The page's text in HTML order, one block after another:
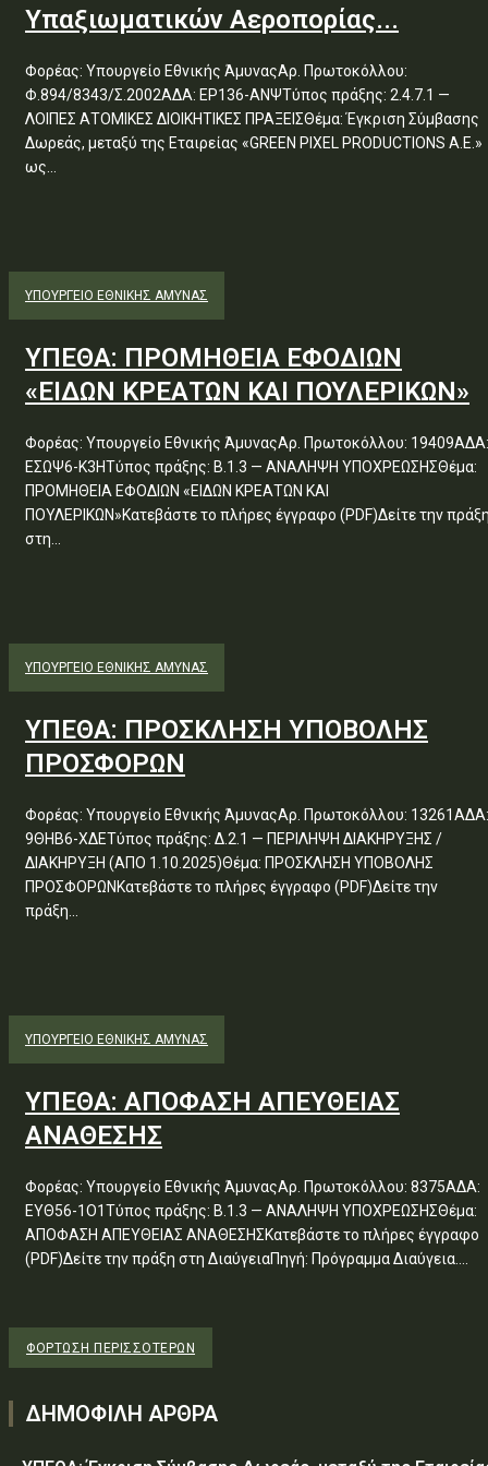
Υπαξιωματικών Αεροπορίας...
Φορέας: Υπουργείο Εθνικής ΆμυναςΑρ. Πρωτοκόλλου:
Φ.894/8343/Σ.2002ΑΔΑ: ΕΡ136-ΑΝΨΤύπος πράξης: 2.4.7.1 —
ΛΟΙΠΕΣ ΑΤΟΜΙΚΕΣ ΔΙΟΙΚΗΤΙΚΕΣ ΠΡΑΞΕΙΣΘέμα: Έγκριση Σύμβασης
Δωρεάς, μεταξύ της Εταιρείας «GREEN PIXEL PRODUCTIONS Α.Ε.»
ως...
ΥΠΟΥΡΓΕΊΟ ΕΘΝΙΚΉΣ ΆΜΥΝΑΣ
ΥΠΕΘΑ: ΠΡΟΜΗΘΕΙΑ ΕΦΟΔΙΩΝ
«ΕΙΔΩΝ ΚΡΕΑΤΩΝ ΚΑΙ ΠΟΥΛΕΡΙΚΩΝ»
Φορέας: Υπουργείο Εθνικής ΆμυναςΑρ. Πρωτοκόλλου: 19409ΑΔΑ:
ΕΣΩΨ6-Κ3ΗΤύπος πράξης: Β.1.3 — ΑΝΑΛΗΨΗ ΥΠΟΧΡΕΩΣΗΣΘέμα:
ΠΡΟΜΗΘΕΙΑ ΕΦΟΔΙΩΝ «ΕΙΔΩΝ ΚΡΕΑΤΩΝ ΚΑΙ
ΠΟΥΛΕΡΙΚΩΝ»Κατεβάστε το πλήρες έγγραφο (PDF)Δείτε την
στη...
ΥΠΟΥΡΓΕΊΟ ΕΘΝΙΚΉΣ ΆΜΥΝΑΣ
ΥΠΕΘΑ: ΠΡΟΣΚΛΗΣΗ ΥΠΟΒΟΛΗΣ
ΠΡΟΣΦΟΡΩΝ
Φορέας: Υπουργείο Εθνικής ΆμυναςΑρ. Πρωτοκόλλου: 13261ΑΔΑ:
9ΘΗΒ6-ΧΔΕΤύπος πράξης: Δ.2.1 — ΠΕΡΙΛΗΨΗ ΔΙΑΚΗΡΥΞΗΣ /
ΔΙΑΚΗΡΥΞΗ (ΑΠΟ 1.10.2025)Θέμα: ΠΡΟΣΚΛΗΣΗ ΥΠΟΒΟΛΗΣ
ΠΡΟΣΦΟΡΩΝΚατεβάστε το πλήρες έγγραφο (PDF)Δείτε την
πράξη...
ΥΠΟΥΡΓΕΊΟ ΕΘΝΙΚΉΣ ΆΜΥΝΑΣ
ΥΠΕΘΑ: ΑΠΟΦΑΣΗ ΑΠΕΥΘΕΙΑΣ
ΑΝΑΘΕΣΗΣ
Φορέας: Υπουργείο Εθνικής ΆμυναςΑρ. Πρωτοκόλλου: 8375ΑΔΑ:
ΕΥΘ56-1Ο1Τύπος πράξης: Β.1.3 — ΑΝΑΛΗΨΗ ΥΠΟΧΡΕΩΣΗΣΘέμα:
ΑΠΟΦΑΣΗ ΑΠΕΥΘΕΙΑΣ ΑΝΑΘΕΣΗΣΚατεβάστε το πλήρες έγγραφο
(PDF)Δείτε την πράξη στη ΔιαύγειαΠηγή: Πρόγραμμα Διαύγεια....
ΦΌΡΤΩΣΗ ΠΕΡΙΣΣΟΤΈΡΩΝ
ΔΗΜΟΦΙΛΗ ΑΡΘΡΑ